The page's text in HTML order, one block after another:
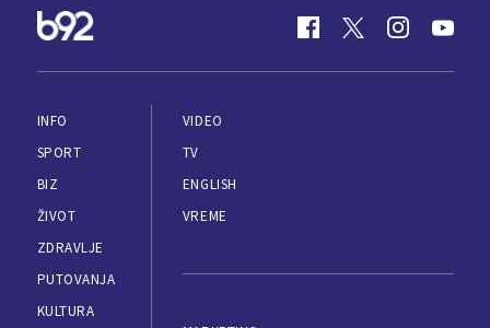
INFO
SPORT
BIZ
ŽIVOT
ZDRAVLJE
PUTOVANJA
KULTURA
VIDEO
TV
ENGLISH
VREME